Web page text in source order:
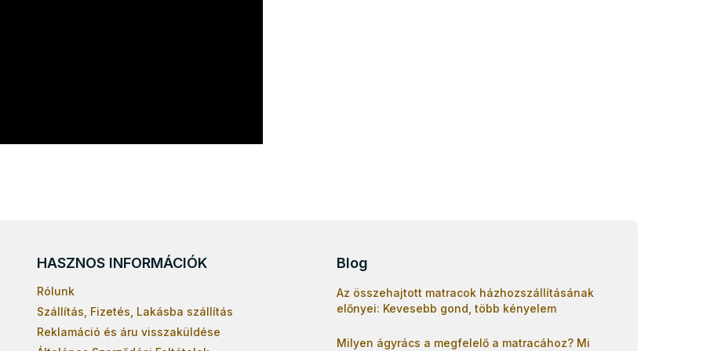
HASZNOS INFORMÁCIÓK
Rólunk
Szállítás, Fizetés, Lakásba szállítás
Reklamáció és áru visszaküldése
Blog
Az összehajtott matracok házhozszállításának
előnyei: Kevesebb gond, több kényelem
Milyen ágyrács a megfelelő a matracához? Mi